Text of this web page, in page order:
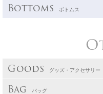
Bottoms ボトムス
Goods グッズ・アクセサリー
Bag バッグ